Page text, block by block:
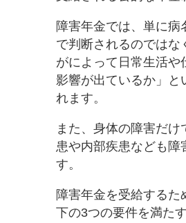
障害年金では、単に病
で判断されるのではな
がによって日常生活や
影響が出ているか」と
れます。
また、身体の障害だけ
患や内部疾患なども障
す。
障害年金を受給するた
下の3つの要件を満た